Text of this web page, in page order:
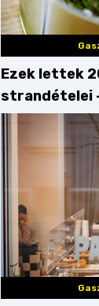
Ezek lettek
strandételei
győzteseket